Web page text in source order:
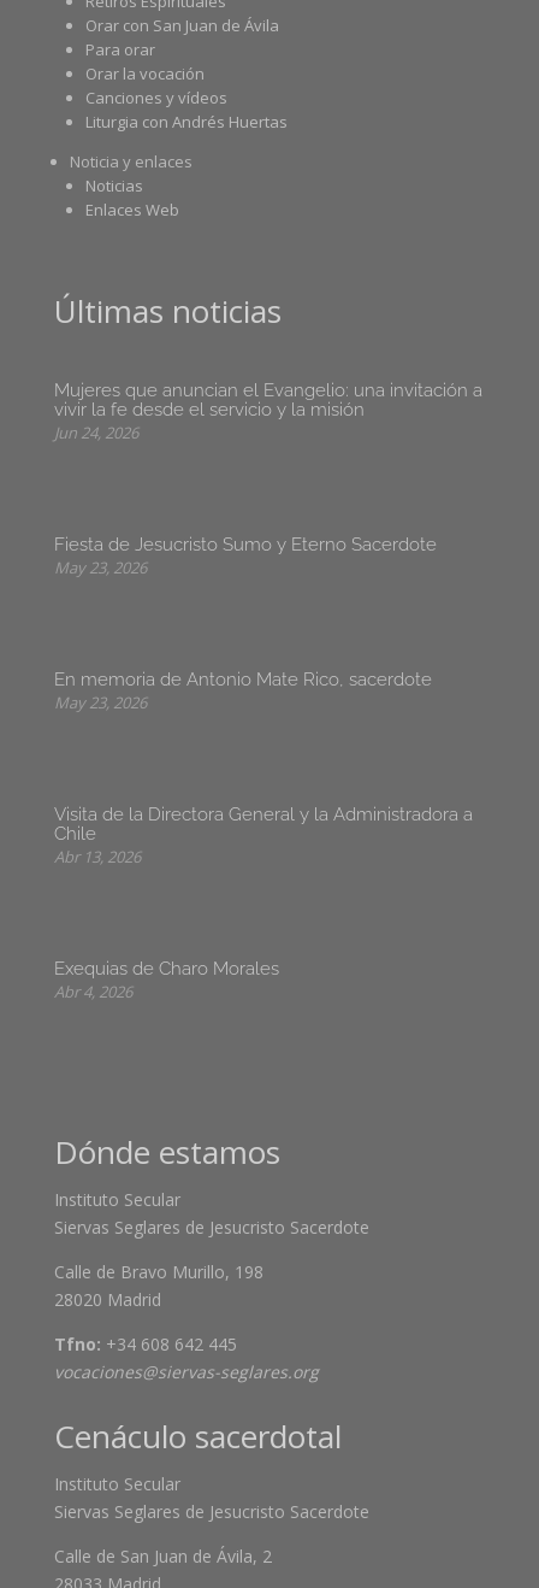
Orar con San Juan de Ávila
Para orar
Orar la vocación
Canciones y vídeos
Liturgia con Andrés Huertas
Noticia y enlaces
Noticias
Enlaces Web
Últimas noticias
Mujeres que anuncian el Evangelio: una invitación a
vivir la fe desde el servicio y la misión
Jun 24, 2026
Fiesta de Jesucristo Sumo y Eterno Sacerdote
May 23, 2026
En memoria de Antonio Mate Rico, sacerdote
May 23, 2026
Visita de la Directora General y la Administradora a
Chile
Abr 13, 2026
Exequias de Charo Morales
Abr 4, 2026
Dónde estamos
Instituto Secular
Siervas Seglares de Jesucristo Sacerdote
Calle de Bravo Murillo, 198
28020 Madrid
Tfno: +34 608 642 445
vocaciones@siervas-seglares.org
Cenáculo sacerdotal
Instituto Secular
Siervas Seglares de Jesucristo Sacerdote
Calle de San Juan de Ávila, 2